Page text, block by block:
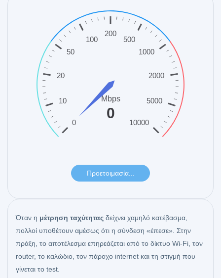
Όταν η μέτρηση ταχύτητας δείχνει χαμηλό κατέβασμα,
πολλοί υποθέτουν αμέσως ότι η σύνδεση «έπεσε». Στην
πράξη, το αποτέλεσμα επηρεάζεται από το δίκτυο Wi‑Fi, τον
router, το καλώδιο, τον πάροχο internet και τη στιγμή που
γίνεται το test.